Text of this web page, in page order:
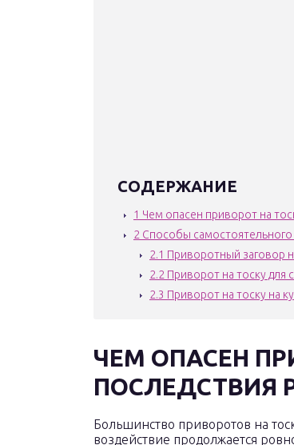
СОДЕРЖАНИЕ
1 Чем опасен приворот на
2 Способы
2.1 Приворотный заговор
2.2 Приворот на тоску для
2.3 Приворот на тоску на
ЧЕМ ОПАСЕН
ПОСЛЕДСТВИЯ
Большинство приворотов на
воздействие продолжается